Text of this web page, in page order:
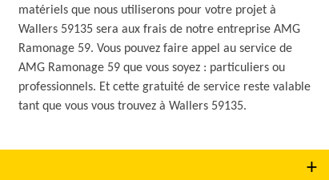
matériels que nous utiliserons pour votre projet à
Wallers 59135 sera aux frais de notre entreprise AMG
Ramonage 59. Vous pouvez faire appel au service de
AMG Ramonage 59 que vous soyez : particuliers ou
professionnels. Et cette gratuité de service reste valable
tant que vous vous trouvez à Wallers 59135.